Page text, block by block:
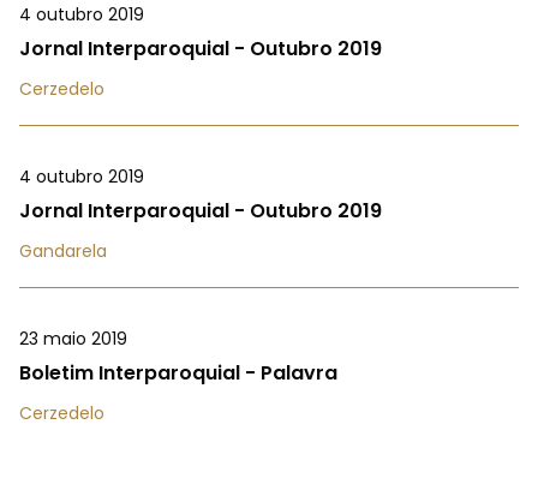
4 outubro 2019
Jornal Interparoquial - Outubro 2019
Cerzedelo
4 outubro 2019
Jornal Interparoquial - Outubro 2019
Gandarela
23 maio 2019
Boletim Interparoquial - Palavra
Cerzedelo